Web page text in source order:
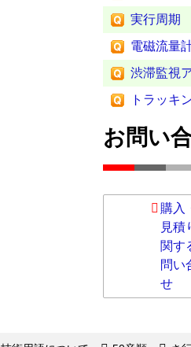
実行周期
電磁流量
渋滞監視
トラッキ
お問い
購入
見積
関す
問い
せ